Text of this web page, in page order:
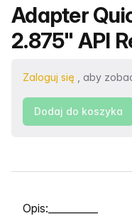
Nazwa
Adapter
2.875" API
Zaloguj się , aby
Dodaj do koszyka
Wybierz kartę